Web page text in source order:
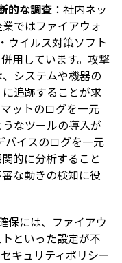
的な調査：社内ネッ
ではファイアウォ
ウイルス対策ソフト
用しています。攻撃
システムや機器の
追跡することが求
ットのログを一元
なツールの導入が
バイスのログを一元
的に分析すること
な動きの検知に役
保には、ファイアウ
といった設定が不
キュリティポリシー